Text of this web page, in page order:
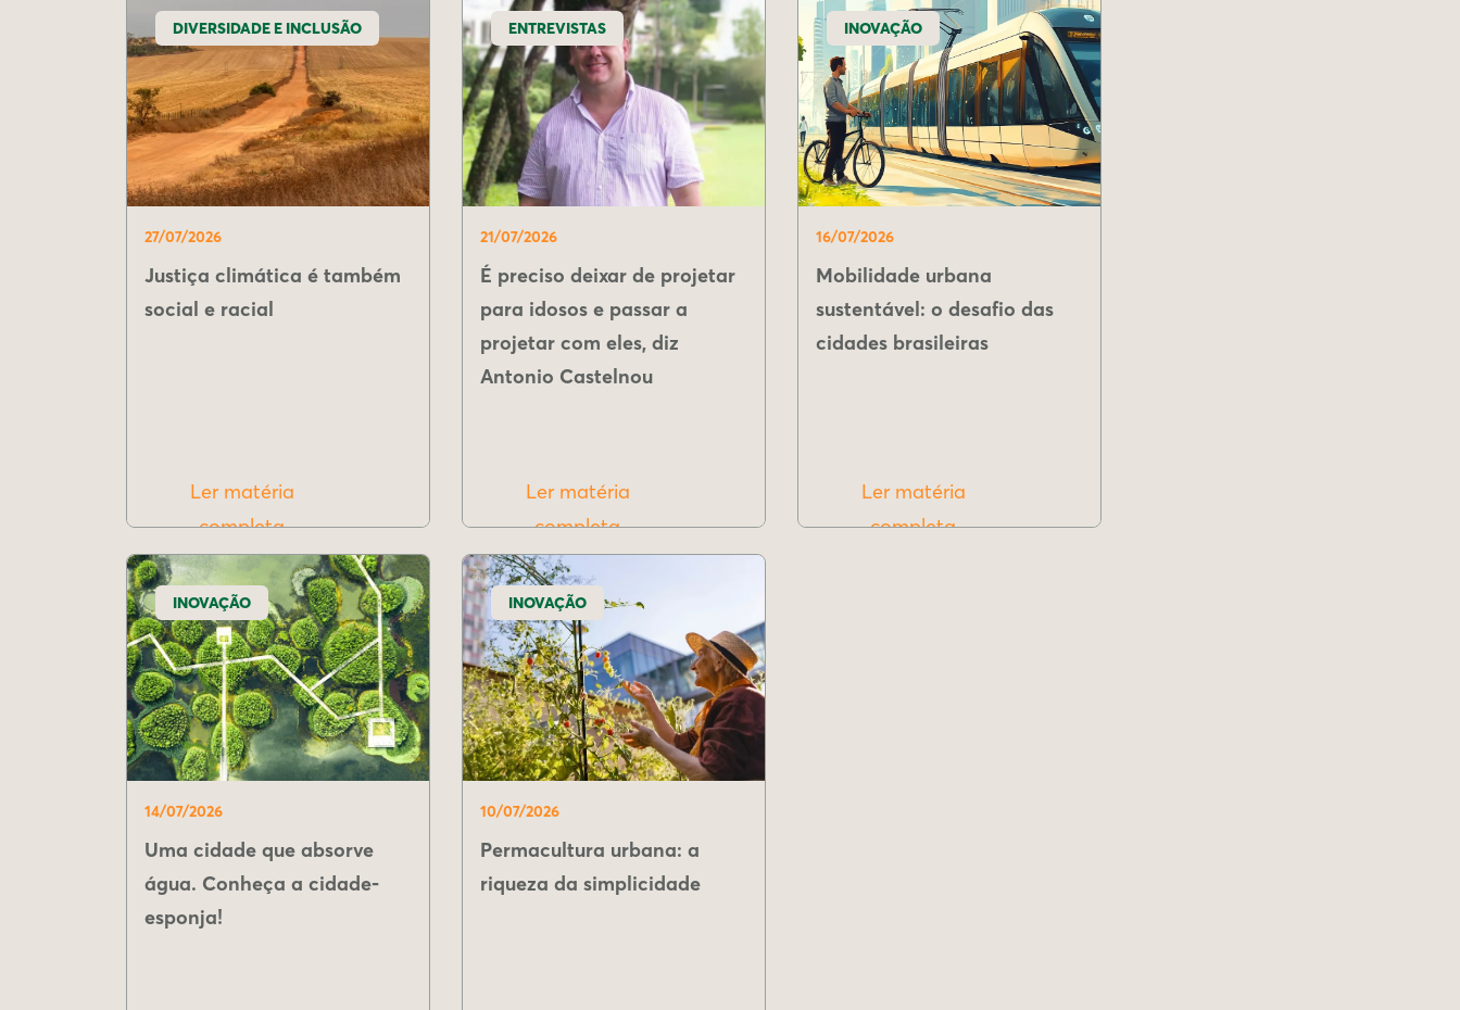
DIVERSIDADE E INCLUSÃO
27/07/2026
Justiça climática é também
social e racial
Ler matéria
completa
ENTREVISTAS
21/07/2026
É preciso deixar de projetar
para idosos e passar a
projetar com eles, diz
Antonio Castelnou
Ler matéria
completa
INOVAÇÃO
16/07/2026
Mobilidade urbana
sustentável: o desafio das
cidades brasileiras
Ler matéria
completa
INOVAÇÃO
14/07/2026
Uma cidade que absorve
água. Conheça a cidade-
esponja!
INOVAÇÃO
10/07/2026
Permacultura urbana: a
riqueza da simplicidade